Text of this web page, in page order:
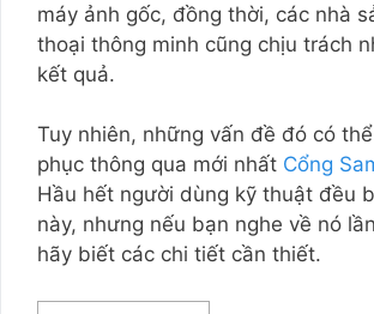
máy ảnh gốc, đồng thời, các nhà
thoại thông minh cũng chịu trách
kết quả.
Tuy nhiên, những vấn đề đó có
phục thông qua mới nhất Cổng
Hầu hết người dùng kỹ thuật đều
này, nhưng nếu bạn nghe về nó
hãy biết các chi tiết cần thiết.